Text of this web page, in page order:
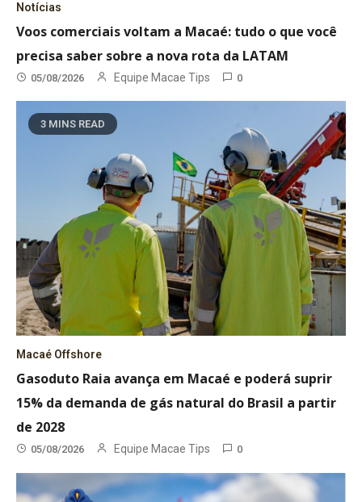
Notícias
Voos comerciais voltam a Macaé: tudo o que você
precisa saber sobre a nova rota da LATAM
05/08/2026 Equipe Macae Tips 0
3 MINS READ
Macaé Offshore
Gasoduto Raia avança em Macaé e poderá suprir
15% da demanda de gás natural do Brasil a partir
de 2028
05/08/2026 Equipe Macae Tips 0